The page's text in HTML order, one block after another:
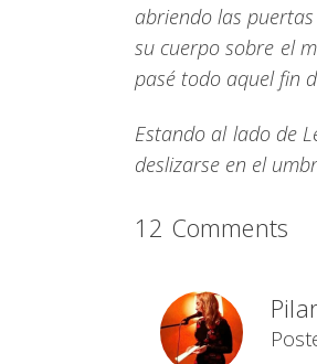
abriendo las
su cuerpo sobre el
pasé todo aquel fin
Estando al lado de
deslizarse en el
12 Comments